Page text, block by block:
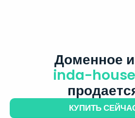
Доменное
inda-
КУПИТЬ